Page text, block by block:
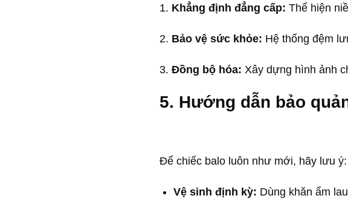
1. Khẳng định đẳng cấp: Thể hiện
2. Bảo vệ sức khỏe: Hệ thống đệm
3. Đồng bộ hóa: Xây dựng hình ảnh
5. Hướng dẫn bảo
Để chiếc balo luôn như mới, hãy lưu ý:
Vệ sinh định kỳ: Dùng khăn ẩm